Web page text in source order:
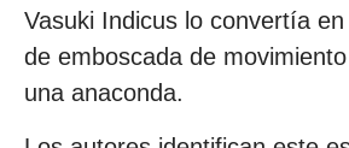
Vasuki Indicus lo convertía
de emboscada de
una anaconda.